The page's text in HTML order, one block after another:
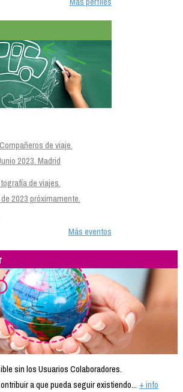
de viaje.
2023. Madrid
de viajes.
2023 próximamente.
Más eventos
sin los Usuarios Colaboradores.
a que pueda seguir existiendo... + info